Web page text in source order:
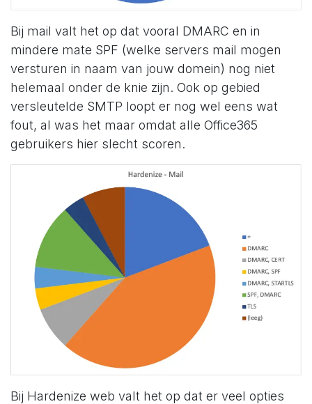
Bij mail valt het op dat vooral DMARC en in
mindere mate SPF (welke servers mail mogen
versturen in naam van jouw domein) nog niet
helemaal onder de knie zijn. Ook op gebied
versleutelde SMTP loopt er nog wel eens wat
fout, al was het maar omdat alle Office365
gebruikers hier slecht scoren.
Bij Hardenize web valt het op dat er veel opties